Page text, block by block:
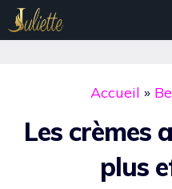
Aller
au
Accueil »
Les crèmes
plus